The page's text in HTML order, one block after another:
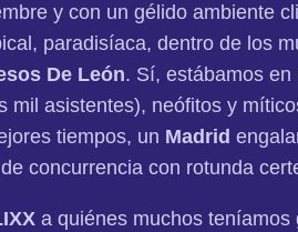
y con un gélido ambiente
paradisíaca, dentro de los
De León. Sí, estábamos en
mil asistentes), neófitos y
tiempos, un Madrid
concurrencia con rotunda
a quiénes muchos